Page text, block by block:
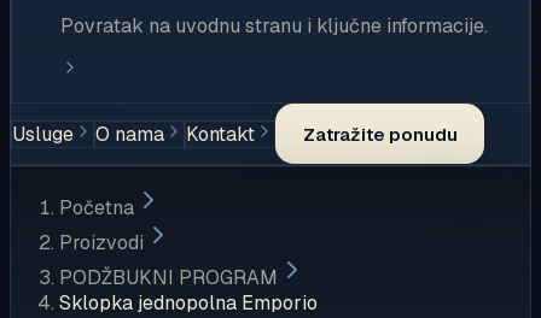
Povratak na uvodnu stranu i ključne informacije.
Usluge O nama Kontakt Zatražite ponudu
Početna
Proizvodi
PODŽBUKNI PROGRAM
Sklopka jednopolna Emporio